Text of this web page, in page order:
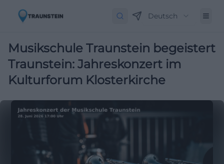
Deutsch
Musikschule Traunstein begeistert
Traunstein: Jahreskonzert im
Kulturforum Klosterkirche